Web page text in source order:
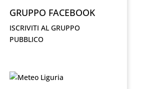
GRUPPO FACEBOOK
ISCRIVITI AL GRUPPO
PUBBLICO